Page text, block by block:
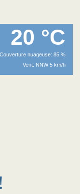
20 °C
Couverture nuageuse: 85 %
Vent: NNW 5 km/h